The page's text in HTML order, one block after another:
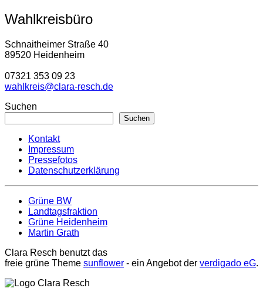
Wahlkreisbüro
Schnaitheimer Straße 40
89520 Heidenheim
07321 353 09 23
wahlkreis@clara-resch.de
Suchen
Suchen
Kontakt
Impressum
Pressefotos
Datenschutzerklärung
Grüne BW
Landtagsfraktion
Grüne Heidenheim
Martin Grath
Clara Resch benutzt das
freie grüne Theme sunflower ‐ ein Angebot der verdigado eG.